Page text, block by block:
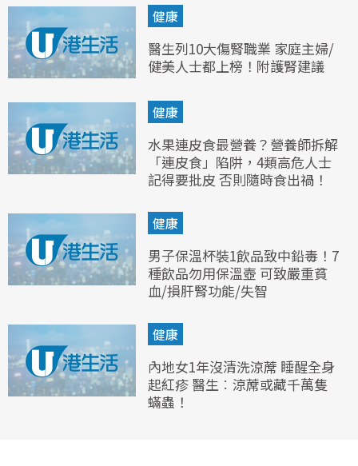
健康
醫生列10大傷腎職業 家庭主婦/
健美人士都上榜！附護腎建議
健康
水果連皮食最營養？營養師拆解
「連皮食」陷阱，4類高危人士
記得要批皮 否則隨時食出禍！
健康
男子保溫杯裝1飲品致中鉛毒！7
種飲品勿用保溫壺 可致嚴重貧
血/損肝腎功能/失智
健康
內地女1年沒清洗涼蓆 睡醒全身
起紅疹 醫生︰涼蓆或藏千萬隻
蟎蟲！